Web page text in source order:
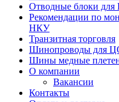
Отводные блоки
Рекомендации по
НКУ
Транзитная торговля
Шинопроводы для
Шины медные
О компании
Вакансии
Контакты